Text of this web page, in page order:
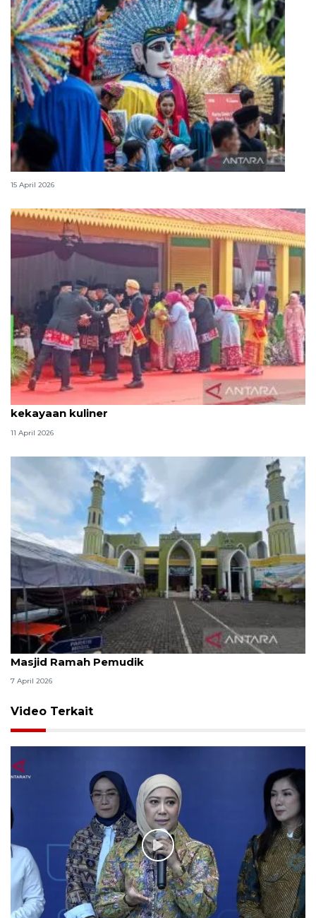
Lebaran Betawi, harmoni tradisi dan kota global
15 April 2026
Tradisi hantaran Lebaran Betawi simbol bakti dan
kekayaan kuliner
11 April 2026
Kemenag: 3,5 juta orang manfaatkan layanan
Masjid Ramah Pemudik
7 April 2026
Video Terkait